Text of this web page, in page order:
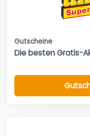
Gutscheine
Die besten Gratis-